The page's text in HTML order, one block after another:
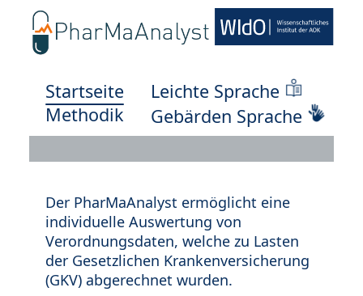
Startseite
Methodik
Leichte Sprache
Gebärden Sprache
Der PharMaAnalyst ermöglicht eine
individuelle Auswertung von
Verordnungsdaten, welche zu Lasten
der Gesetzlichen Krankenversicherung
(GKV) abgerechnet wurden.